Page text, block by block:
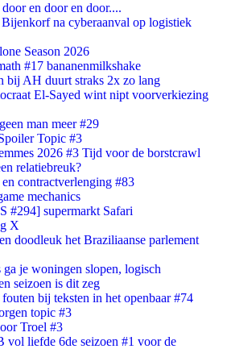
en door en door....
na cyberaanval op logistiek
Season 2026
#17 bananenmilkshake
bij AH duurt straks 2x zo lang
El-Sayed wint nipt voorverkiezing
man meer #29
Topic #3
2026 #3 Tijd voor de borstcrawl
relatiebreuk?
contractverlenging #83
mechanics
#294] supermarkt Safari
X
doodleuk het Braziliaanse parlement
je woningen slopen, logisch
seizoen is dit zeg
bij teksten in het openbaar #74
topic #3
Troel #3
liefde 6de seizoen #1 voor de